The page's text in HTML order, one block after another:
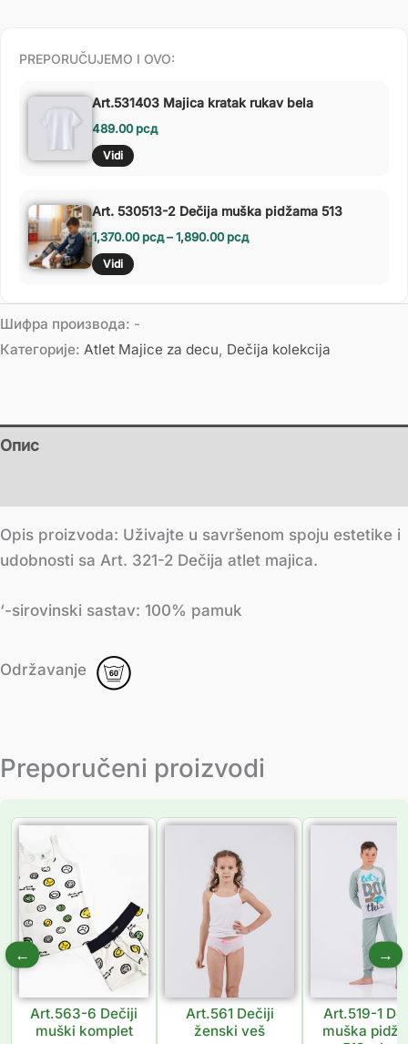
PREPORUČUJEMO I OVO:
Art.531403 Majica kratak rukav bela
489.00рсд
Vidi
Art. 530513-2 Dečija muška pidžama 513
1,370.00рсд–1,890.00рсд
Vidi
Шифра производа: -
Категорије: Atlet Majice za decu, Dečija kolekcija
Опис
Opis proizvoda: Uživajte u savršenom spoju estetike i
udobnosti sa Art. 321-2 Dečija atlet majica.
‘-sirovinski sastav: 100% pamuk
Održavanje
Preporučeni proizvodi
←
Art.563-6 Dečiji
muški komplet
Распон
Art.561 Dečiji
ženski veš
Распон
181.00 рсд
до
216.00 рсд
Art.519-1
muška
→